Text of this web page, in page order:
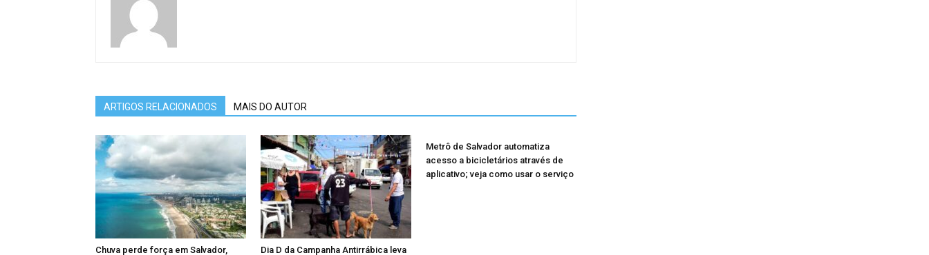
ARTIGOS RELACIONADOS MAIS DO AUTOR
Chuva perde força em Salvador,
Dia D da Campanha Antirrábica leva
Metrô de Salvador automatiza
acesso a bicicletários através de
aplicativo; veja como usar o serviço